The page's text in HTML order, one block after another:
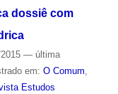
dossiê com
— última
em: O Comum,
Estudos